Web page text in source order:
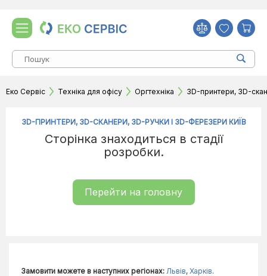
Еко Сервіс Техніка для офісу Оргтехніка 3D-принтери, 3D-
3D-ПРИНТЕРИ, 3D-СКАНЕРИ, 3D-РУЧКИ І 3D-ФЕРЕЗЕРИ КИЇВ
Сторінка знаходиться в стадії
розробки.
Перейти на головну
Замовити можете в наступних регіонах: Львів, Харків.